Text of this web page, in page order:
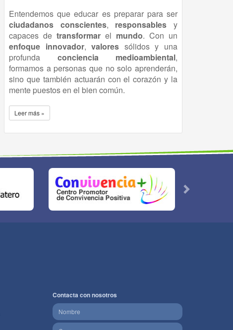
Entendemos que educar es preparar para ser
ciudadanos conscientes, responsables y
capaces de transformar el mundo. Con un
enfoque innovador,valores sólidos y una
profunda conciencia medioambiental,
formamos a personas que no solo aprenderán,
sino que también actuarán con el corazón y la
mente puestos en el bien común.
Leer más »
Contacta con nosotros